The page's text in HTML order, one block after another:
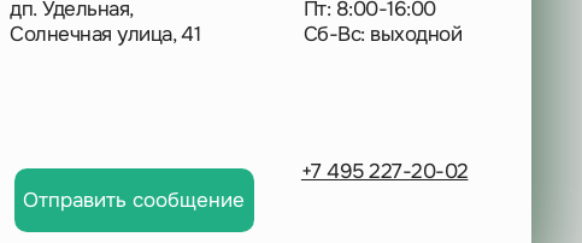
+7 495 227-20-02